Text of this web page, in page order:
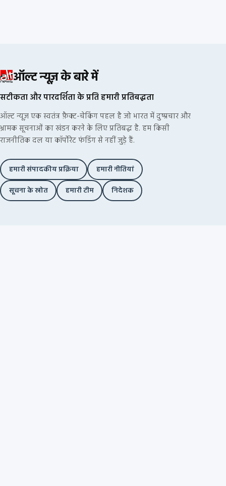
ऑल्ट न्यूज़ के बारे में
सटीकता और पारदर्शिता के प्रति हमारी प्रतिबद्धता
ऑल्ट न्यूज़ एक स्वतंत्र फ़ैक्ट-चेकिंग पहल है जो भारत में दुष्प्रचार और
भ्रामक सूचनाओं का खंडन करने के लिए प्रतिबद्ध है. हम किसी
राजनीतिक दल या कॉर्पोरेट फंडिंग से नहीं जुड़े हैं.
हमारी संपादकीय प्रक्रिया
हमारी नीतियां
सूचना के स्रोत
हमारी टीम निदेशक